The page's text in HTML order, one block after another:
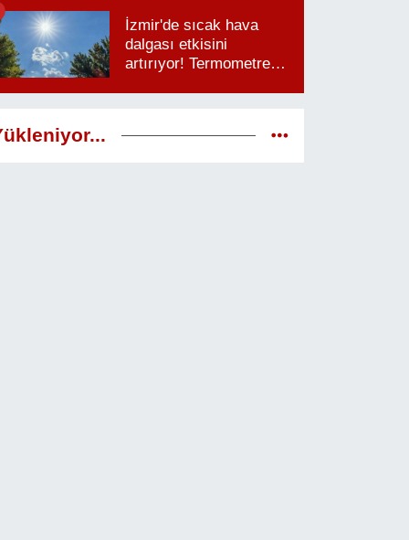
İzmir'de sıcak hava
dalgası etkisini
artırıyor! Termometreler